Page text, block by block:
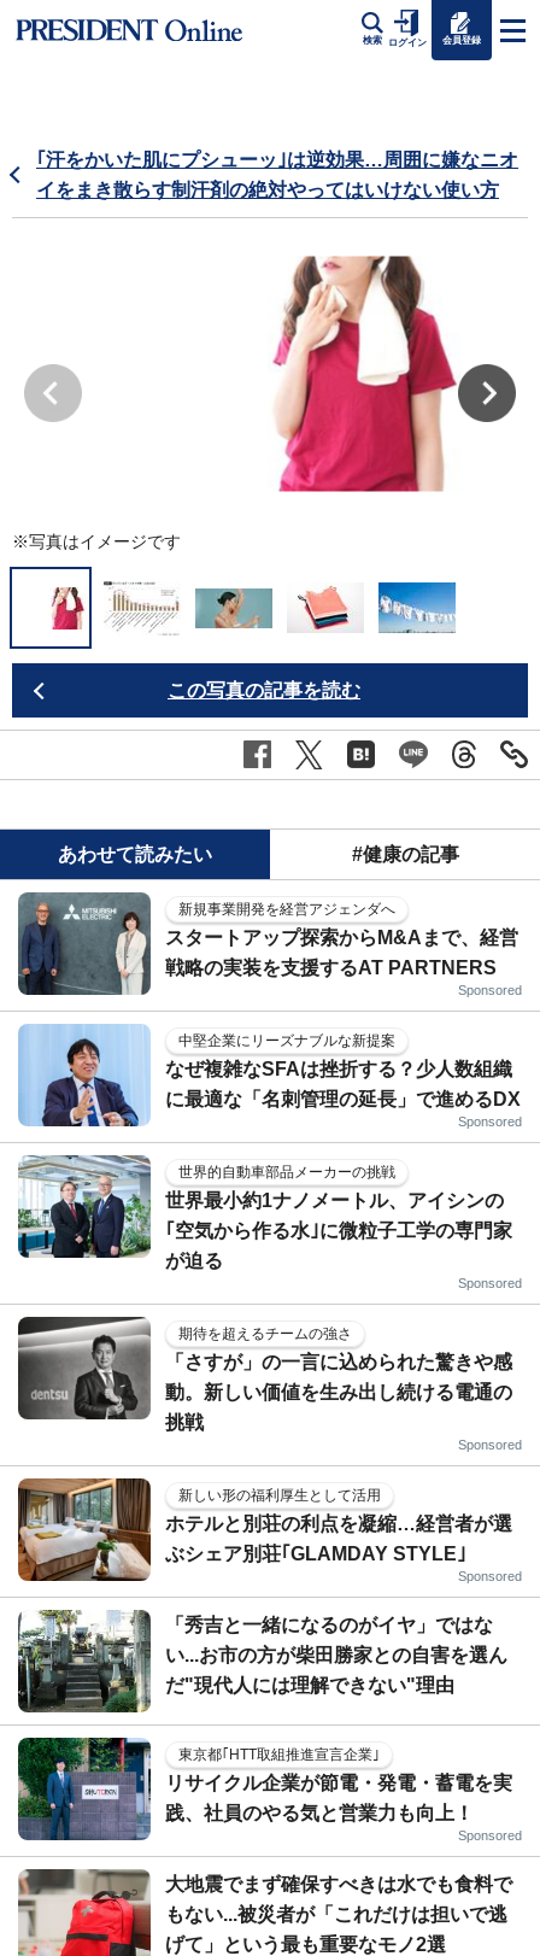
検索 ログイン 会員登録
｢汗をかいた肌にプシューッ｣は逆効果…周囲に嫌なニオ
イをまき散らす制汗剤の絶対やってはいけない使い方
※写真はイメージです
この写真の記事を読む
あわせて読みたい #健康の記事
新規事業開発を経営アジェンダへ
スタートアップ探索からM&Aまで、経営
戦略の実装を支援するAT PARTNERS
Sponsored
中堅企業にリーズナブルな新提案
なぜ複雑なSFAは挫折する？少人数組織
に最適な「名刺管理の延長」で進めるDX
Sponsored
世界的自動車部品メーカーの挑戦
世界最小約1ナノメートル、アイシンの
｢空気から作る水｣に微粒子工学の専門家
が迫る
Sponsored
期待を超えるチームの強さ
「さすが」の一言に込められた驚きや感
動。新しい価値を生み出し続ける電通の
挑戦
Sponsored
新しい形の福利厚生として活用
ホテルと別荘の利点を凝縮…経営者が選
ぶシェア別荘｢GLAMDAY STYLE｣
Sponsored
「秀吉と一緒になるのがイヤ」ではな
い...お市の方が柴田勝家との自害を選ん
だ"現代人には理解できない"理由
東京都｢HTT取組推進宣言企業｣
リサイクル企業が節電・発電・蓄電を実
践、社員のやる気と営業力も向上！
Sponsored
大地震でまず確保すべきは水でも食料で
もない...被災者が「これだけは担いで逃
げて」という最も重要なモノ2選